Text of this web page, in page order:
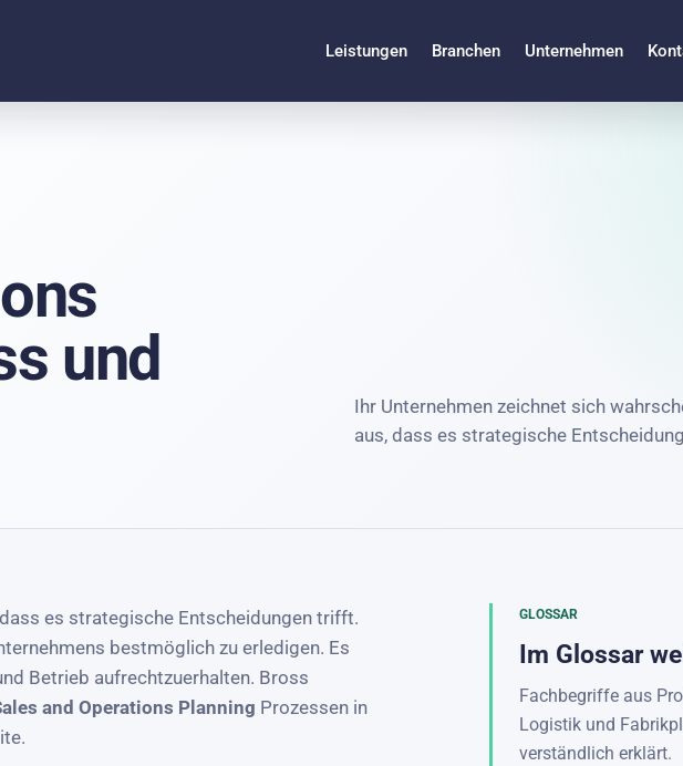
Leistungen Branchen Unternehmen
und
Ihr Unternehmen zeichnet sich
aus, dass es strategische
es strategische Entscheidungen trifft.
bestmöglich zu erledigen. Es
Betrieb aufrechtzuerhalten. Bross
and Operations Planning Prozessen in
GLOSSAR
Im Glossar
Fachbegriffe aus
Logistik und
verständlich erklärt.